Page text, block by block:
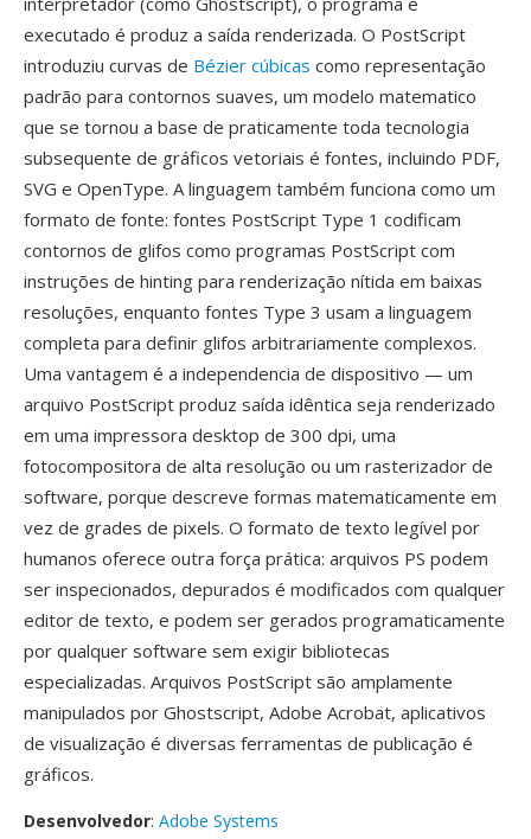
executado é produz a saída renderizada. O PostScript
introduziu curvas de Bézier cúbicas como representação
padrão para contornos suaves, um modelo matematico
que se tornou a base de praticamente toda tecnologia
subsequente de gráficos vetoriais é fontes, incluindo PDF,
SVG e OpenType. A linguagem também funciona como um
formato de fonte: fontes PostScript Type 1 codificam
contornos de glifos como programas PostScript com
instruções de hinting para renderização nítida em baixas
resoluções, enquanto fontes Type 3 usam a linguagem
completa para definir glifos arbitrariamente complexos.
Uma vantagem é a independencia de dispositivo — um
arquivo PostScript produz saída idêntica seja renderizado
em uma impressora desktop de 300 dpi, uma
fotocompositora de alta resolução ou um rasterizador de
software, porque descreve formas matematicamente em
vez de grades de pixels. O formato de texto legível por
humanos oferece outra força prática: arquivos PS podem
ser inspecionados, depurados é modificados com qualquer
editor de texto, e podem ser gerados programaticamente
por qualquer software sem exigir bibliotecas
especializadas. Arquivos PostScript são amplamente
manipulados por Ghostscript, Adobe Acrobat, aplicativos
de visualização é diversas ferramentas de publicação é
gráficos.
Desenvolvedor: Adobe Systems